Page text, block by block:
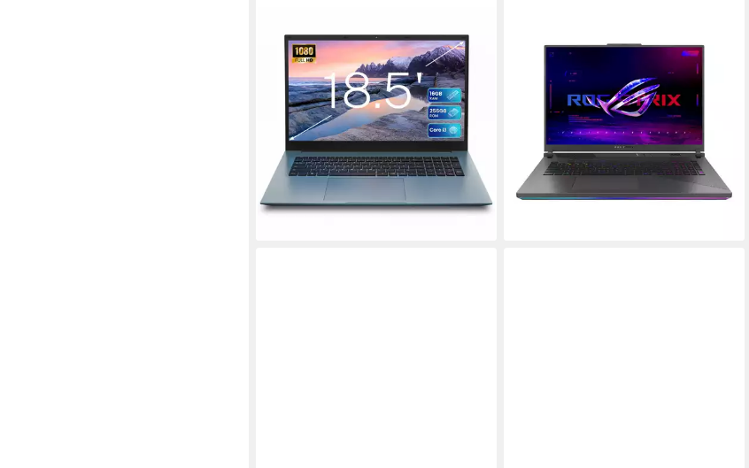
18.5" laptop Intel i3-10100Y 16GB
RAM 256GB beleuchteter Tastatur
FHD Notebook
18.5 Zoll Bildschirmdiagonale
16 GB Arbeitsspeicher
256 GB Speicherkapazität
499,99 € UVP899,99 €
17,94 €
mtl. in 36 Raten
-44%
ROG Strix G18 - 18" WUXGA - AMD
Ryzen 9 8940HX - GeForce RTX
5070 Gaming-Notebook
18 Zoll Bildschirmdiagonale
AMD Ryzen™ 9 Prozessor
GeForce RTX™ 5070 Grafikkarte
ab 1.829,00 € 2.289,00 €
53,10 €
-20%